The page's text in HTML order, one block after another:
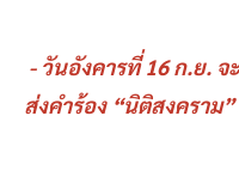
- วันอังคารที่ 16 ก.ย. จ
ส่งคำร้อง “นิติสงคราม”